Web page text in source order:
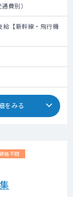
費別）
給【新幹線・飛行機
をみる
格不問